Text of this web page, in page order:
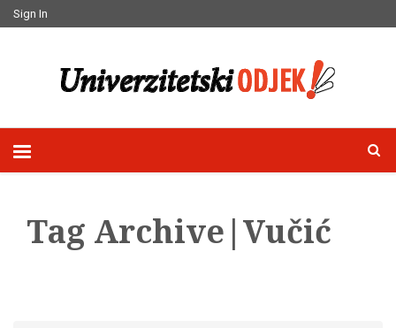
Sign In
Tag Archive|Vučić